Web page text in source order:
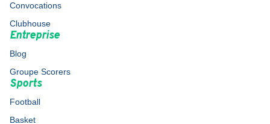
Convocations
Clubhouse
Entreprise
Blog
Groupe Scorers
Sports
Football
Basket